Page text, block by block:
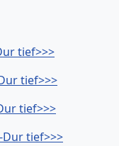
tief>>>
tief>>>
tief>>>
tief>>>